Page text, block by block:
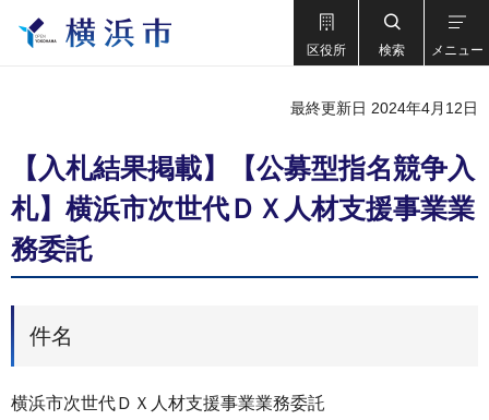
区役所 検索 メニュー
最終更新日 2024年4月12日
【入札結果掲載】【公募型指名競争入
札】横浜市次世代ＤＸ人材支援事業業
務委託
件名
横浜市次世代ＤＸ人材支援事業業務委託